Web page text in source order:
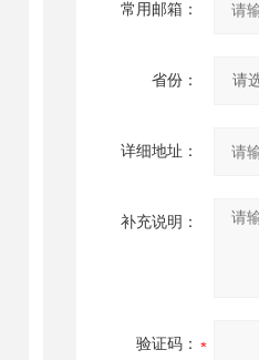
常用邮箱：
省份：
详细地址：
补充说明：
验证码：